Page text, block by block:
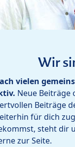
Wir
vielen
Neue Beiträge
Beiträge
für dich
steht dir
zur Seite.